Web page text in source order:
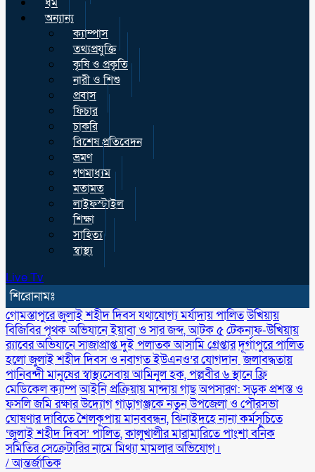
অন্যান্য
ক্যাম্পাস
তথ্যপ্রযুক্তি
কৃষি ও প্রকৃতি
নারী ও শিশু
প্রবাস
ফিচার
চাকরি
বিশেষ প্রতিবেদন
ভ্রমণ
গণমাধ্যম
মতামত
লাইফস্টাইল
শিক্ষা
সাহিত্য
স্বাস্থ্য
Live Tv
শিরোনামঃ
গোমস্তাপুরে জুলাই শহীদ দিবস যথাযোগ্য মর্যাদায় পালিতউখিয়ায়
বিজিবির পৃথক অভিযানে ইয়াবা ও সার জব্দ, আটক ৫টেকনাফ-উখিয়ায়
র‌্যাবের অভিযানে সাজাপ্রাপ্ত দুই পলাতক আসামি গ্রেপ্তার‎দূর্গাপুরে পালিত
হলো জুলাই শহীদ দিবস ও নবাগত ইউএনও’র যোগদান ‎ জলাবদ্ধতায়
পানিবন্দী মানুষের স্বাস্থ্যসেবায় আমিনুল হক, পল্লবীর ৬ স্থানে ফ্রি
মেডিকেল ক্যাম্পআইনি প্রক্রিয়ায় মান্দায় গাছ অপসারণ: সড়ক প্রশস্ত ও
ফসলি জমি রক্ষার উদ্যোগগাড়াগঞ্জকে নতুন উপজেলা ও পৌরসভা
ঘোষণার দাবিতে শৈলকূপায় মানববন্ধন,ঝিনাইদহে নানা কর্মসূচিতে
‘জুলাই শহীদ দিবস’ পালিত,কালুখালীর মারামারিতে পাংশা বনিক
সমিতির সেক্রেটারির নামে মিথ্যা মামলার অভিযোগ।
/আন্তর্জাতিক